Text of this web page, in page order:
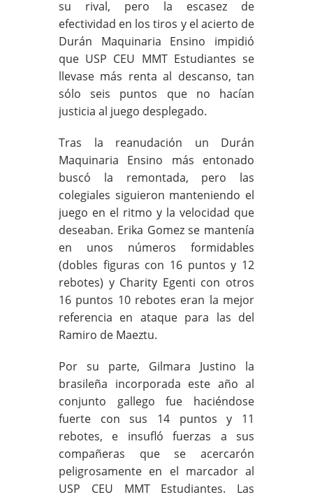
su rival, pero la escasez de
efectividad en los tiros y el acierto de
Durán Maquinaria Ensino impidió
que USP CEU MMT Estudiantes se
llevase más renta al descanso, tan
sólo seis puntos que no hacían
justicia al juego desplegado.
Tras la reanudación un Durán
Maquinaria Ensino más entonado
buscó la remontada, pero las
colegiales siguieron manteniendo el
juego en el ritmo y la velocidad que
deseaban. Erika Gomez se mantenía
en unos números formidables
(dobles figuras con 16 puntos y 12
rebotes) y Charity Egenti con otros
16 puntos 10 rebotes eran la mejor
referencia en ataque para las del
Ramiro de Maeztu.
Por su parte, Gilmara Justino la
brasileña incorporada este año al
conjunto gallego fue haciéndose
fuerte con sus 14 puntos y 11
rebotes, e insufló fuerzas a sus
compañeras que se acercarón
peligrosamente en el marcador al
USP CEU MMT Estudiantes. Las